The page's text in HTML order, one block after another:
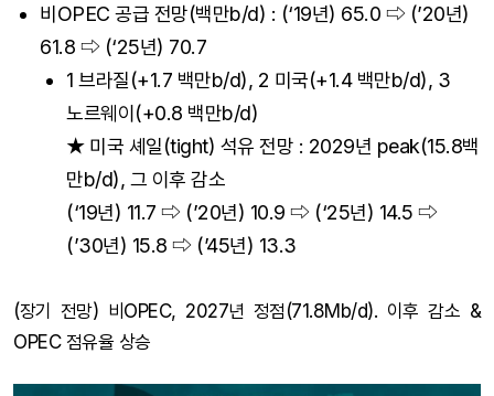
비OPEC 공급 전망(백만b/d) : (‘19년) 65.0 ⇨ (’20년)
61.8 ⇨ (‘25년) 70.7
1 브라질(+1.7 백만b/d), 2 미국(+1.4 백만b/d), 3
노르웨이(+0.8 백만b/d)
★ 미국 셰일(tight) 석유 전망 : 2029년 peak(15.8백
만b/d), 그 이후 감소
(‘19년) 11.7 ⇨ (’20년) 10.9 ⇨ (‘25년) 14.5 ⇨
(’30년) 15.8 ⇨ (’45년) 13.3
(장기 전망) 비OPEC, 2027년 정점(71.8Mb/d). 이후 감소 &
OPEC 점유율 상승